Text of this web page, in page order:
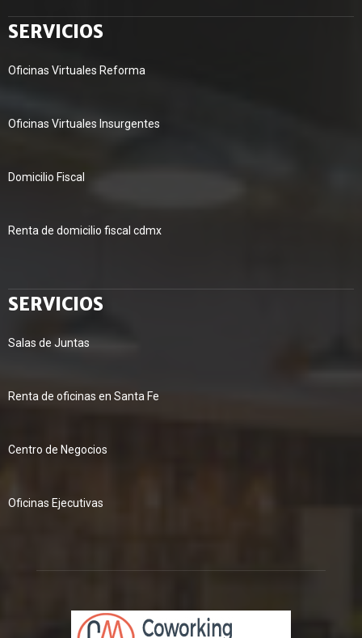
SERVICIOS
Oficinas Virtuales Reforma
Oficinas Virtuales Insurgentes
Domicilio Fiscal
Renta de domicilio fiscal cdmx
SERVICIOS
Salas de Juntas
Renta de oficinas en Santa Fe
Centro de Negocios
Oficinas Ejecutivas